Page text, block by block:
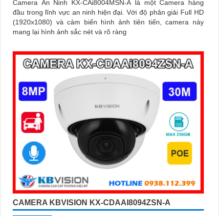
Camera An Ninh KX-CAi8004MSN-A là một Camera hàng
đầu trong lĩnh vực an ninh hiện đại. Với độ phân giải Full HD
(1920x1080) và cảm biến hình ảnh tiên tiến, camera này
mang lại hình ảnh sắc nét và rõ ràng
CAMERA KBVISION KX-CDAAI8094ZSN-A